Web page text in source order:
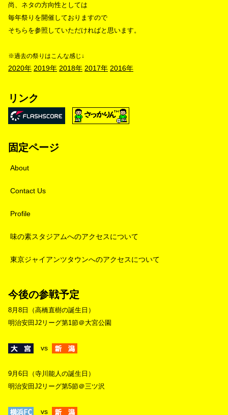
尚、ネタの方向性としては
毎年祭りを開催しておりますので
そちらを参照していただければと思います。
※過去の祭りはこんな感じ↓
2020年 2019年 2018年 2017年 2016年
リンク
固定ページ
About
Contact Us
Profile
味の素スタジアムへのアクセスについて
東京ジャイアンツタウンへのアクセスについて
今後の参戦予定
8月8日（高橋直樹の誕生日）
明治安田J2リーグ第1節＠大宮公園
vs
9月6日（寺川能人の誕生日）
明治安田J2リーグ第5節＠三ツ沢
vs